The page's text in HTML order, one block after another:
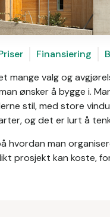
Finansiering
mange valg og
ønsker å bygge i.
stil, med store
og det er lurt å
hvordan man
prosjekt kan koste,